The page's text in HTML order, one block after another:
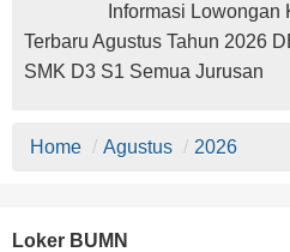
Informasi Lowongan
Terbaru Agustus Tahun 2026
SMK D3 S1 Semua Jurusan
Home / Agustus / 2026
Loker BUMN